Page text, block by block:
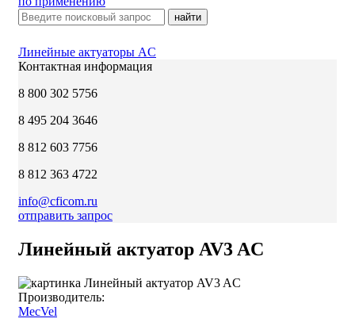
найти
Линейные актуаторы AC
Контактная информация
8 800 302 5756
8 495 204 3646
8 812 603 7756
8 812 363 4722
info@cficom.ru
отправить запрос
Линейный актуатор AV3 AC
Производитель:
MecVel